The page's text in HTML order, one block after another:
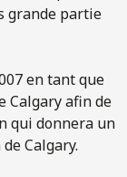
grande partie
en tant que
Calgary afin de
qui donnera un
Calgary.